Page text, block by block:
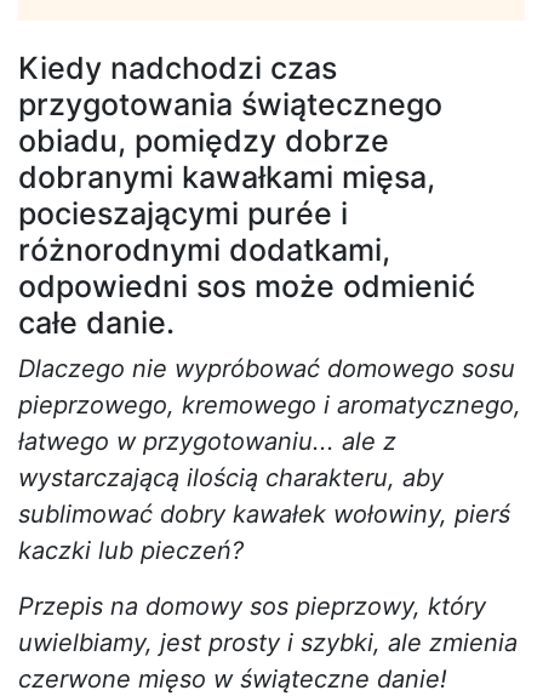
Kiedy nadchodzi czas
przygotowania świątecznego
obiadu, pomiędzy dobrze
dobranymi kawałkami mięsa,
pocieszającymi purée i
różnorodnymi dodatkami,
odpowiedni sos może odmienić
całe danie.
Dlaczego nie wypróbować domowego sosu
pieprzowego, kremowego i aromatycznego,
łatwego w przygotowaniu... ale z
wystarczającą ilością charakteru, aby
sublimować dobry kawałek wołowiny, pierś
kaczki lub pieczeń?
Przepis na domowy sos pieprzowy, który
uwielbiamy, jest prosty i szybki, ale zmienia
czerwone mięso w świąteczne danie!